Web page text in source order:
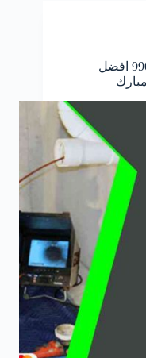
تسليك مجاري عبدالله مبارك 99009522 افضل